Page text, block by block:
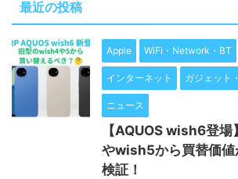
最近の投稿
Apple WiFi・Network・BT
インターネット ガジェット
ニュース
【AQUOS wish6登
やwish5から買替価値
検証！